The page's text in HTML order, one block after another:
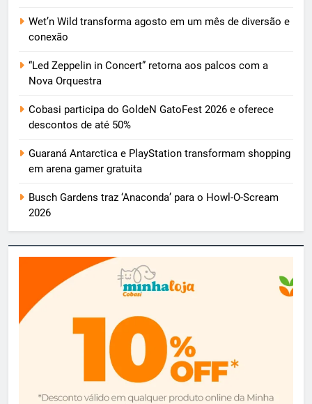
Wet’n Wild transforma agosto em um mês de diversão e
conexão
“Led Zeppelin in Concert” retorna aos palcos com a
Nova Orquestra
Cobasi participa do GoldeN GatoFest 2026 e oferece
descontos de até 50%
Guaraná Antarctica e PlayStation transformam shopping
em arena gamer gratuita
Busch Gardens traz ‘Anaconda’ para o Howl-O-Scream
2026